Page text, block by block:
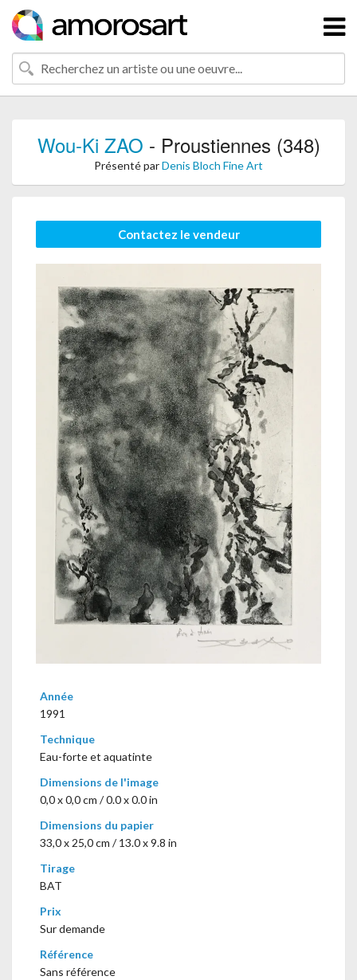
Wou-Ki ZAO - Proustiennes (348)
Présenté parDenis Bloch Fine Art
Contactez le vendeur
Année
1991
Technique
Eau-forte et aquatinte
Dimensions de l'image
0,0 x 0,0 cm / 0.0 x 0.0 in
Dimensions du papier
33,0 x 25,0 cm / 13.0 x 9.8 in
Tirage
BAT
Prix
Sur demande
Référence
Sans référence